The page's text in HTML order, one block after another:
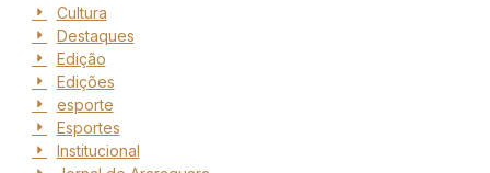
Cultura
Destaques
Edição
Edições
esporte
Esportes
Institucional